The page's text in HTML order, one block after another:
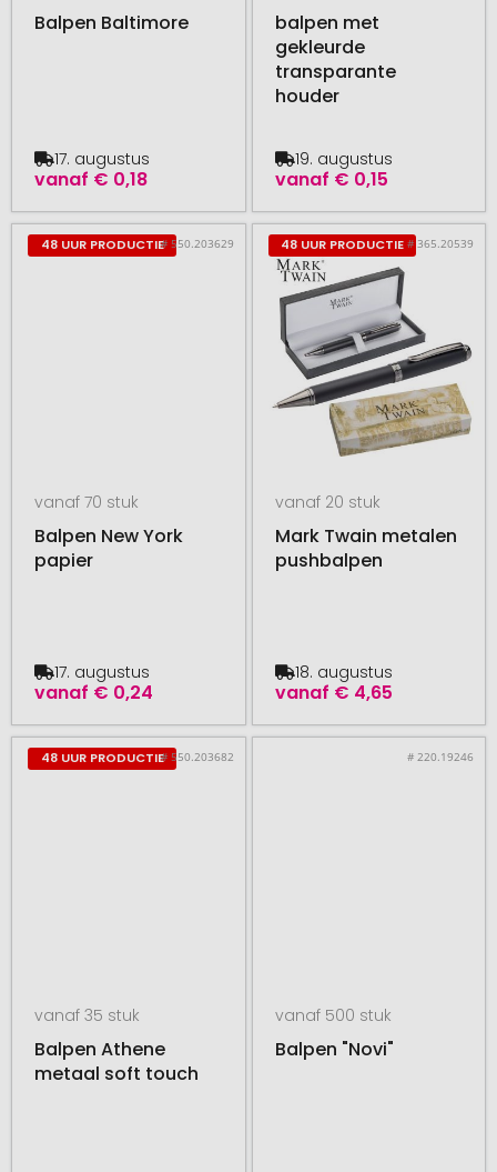
Balpen Baltimore
vanaf € 0,18
17. augustus
balpen met
gekleurde
transparante
houder
vanaf € 0,15
19. augustus
48 UUR PRODUCTIE# 550.203629
vanaf 70 stuk
Balpen New York
papier
vanaf € 0,24
17. augustus
48 UUR PRODUCTIE # 365.20539
vanaf 20 stuk
Mark Twain metalen
pushbalpen
vanaf € 4,65
18. augustus
48 UUR PRODUCTIE# 550.203682
vanaf 35 stuk
Balpen Athene
metaal soft touch
# 220.19246
vanaf 500 stuk
Balpen "Novi"